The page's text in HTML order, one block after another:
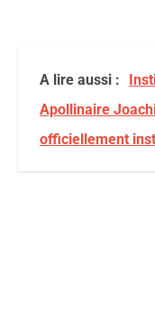
A lire aussi :
Apollinaire
officiellement